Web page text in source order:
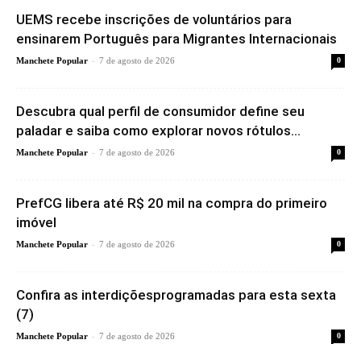
UEMS recebe inscrições de voluntários para
ensinarem Português para Migrantes Internacionais
Manchete Popular - 7 de agosto de 2026 0
Descubra qual perfil de consumidor define seu
paladar e saiba como explorar novos rótulos...
Manchete Popular - 7 de agosto de 2026 0
PrefCG libera até R$ 20 mil na compra do primeiro
imóvel
Manchete Popular - 7 de agosto de 2026 0
Confira as interdiçõesprogramadas para esta sexta
(7)
Manchete Popular - 7 de agosto de 2026 0